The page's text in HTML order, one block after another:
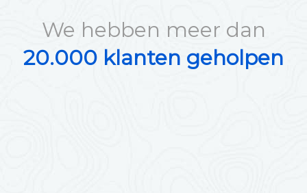
We hebben meer dan
20.000 klanten geholpen